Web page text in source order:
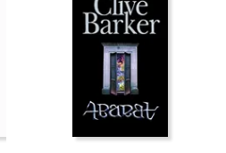
50%
dcto.